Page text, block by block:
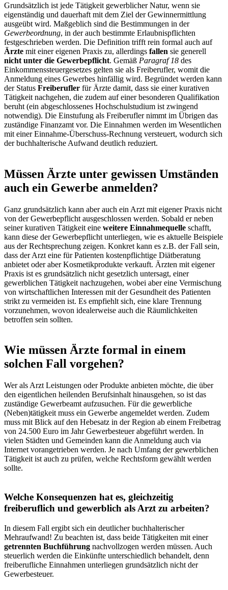
Grundsätzlich ist jede Tätigkeit gewerblicher Natur, wenn sie
eigenständig und dauerhaft mit dem Ziel der Gewinnermittlung
ausgeübt wird. Maßgeblich sind die Bestimmungen in der
Gewerbeordnung, in der auch bestimmte Erlaubnispflichten
festgeschrieben werden. Die Definition trifft rein formal auch auf
Ärzte mit einer eigenen Praxis zu, allerdings fallen sie generell
nicht unter die Gewerbepflicht. Gemäß Paragraf 18 des
Einkommenssteuergesetzes gelten sie als Freiberufler, womit die
Anmeldung eines Gewerbes hinfällig wird. Begründet werden kann
der Status Freiberufler für Ärzte damit, dass sie einer kurativen
Tätigkeit nachgehen, die zudem auf einer besonderen Qualifikation
beruht (ein abgeschlossenes Hochschulstudium ist zwingend
notwendig). Die Einstufung als Freiberufler nimmt im Übrigen das
zuständige Finanzamt vor. Die Einnahmen werden im Wesentlichen
mit einer Einnahme-Überschuss-Rechnung versteuert, wodurch sich
der buchhalterische Aufwand deutlich reduziert.
Müssen Ärzte unter gewissen Umständen
auch ein Gewerbe anmelden?
Ganz grundsätzlich kann aber auch ein Arzt mit eigener Praxis nicht
von der Gewerbepflicht ausgeschlossen werden. Sobald er neben
seiner kurativen Tätigkeit eine weitere Einnahmequelle schafft,
kann diese der Gewerbepflicht unterliegen, wie es aktuelle Beispiele
aus der Rechtsprechung zeigen. Konkret kann es z.B. der Fall sein,
dass der Arzt eine für Patienten kostenpflichtige Diätberatung
anbietet oder aber Kosmetikprodukte verkauft. Ärzten mit eigener
Praxis ist es grundsätzlich nicht gesetzlich untersagt, einer
gewerblichen Tätigkeit nachzugehen, wobei aber eine Vermischung
von wirtschaftlichen Interessen mit der Gesundheit des Patienten
strikt zu vermeiden ist. Es empfiehlt sich, eine klare Trennung
vorzunehmen, wovon idealerweise auch die Räumlichkeiten
betroffen sein sollten.
Wie müssen Ärzte formal in einem
solchen Fall vorgehen?
Wer als Arzt Leistungen oder Produkte anbieten möchte, die über
den eigentlichen heilenden Berufsinhalt hinausgehen, so ist das
zuständige Gewerbeamt aufzusuchen. Für die gewerbliche
(Neben)tätigkeit muss ein Gewerbe angemeldet werden. Zudem
muss mit Blick auf den Hebesatz in der Region ab einem Freibetrag
von 24.500 Euro im Jahr Gewerbesteuer abgeführt werden. In
vielen Städten und Gemeinden kann die Anmeldung auch via
Internet vorangetrieben werden. Je nach Umfang der gewerblichen
Tätigkeit ist auch zu prüfen, welche Rechtsform gewählt werden
sollte.
Welche Konsequenzen hat es, gleichzeitig
freiberuflich und gewerblich als Arzt zu arbeiten?
In diesem Fall ergibt sich ein deutlicher buchhalterischer
Mehraufwand! Zu beachten ist, dass beide Tätigkeiten mit einer
getrennten Buchführung nachvollzogen werden müssen. Auch
steuerlich werden die Einkünfte unterschiedlich behandelt, denn
freiberufliche Einnahmen unterliegen grundsätzlich nicht der
Gewerbesteuer.